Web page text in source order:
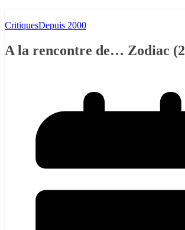
CritiquesDepuis 2000
A la rencontre de… Zodiac